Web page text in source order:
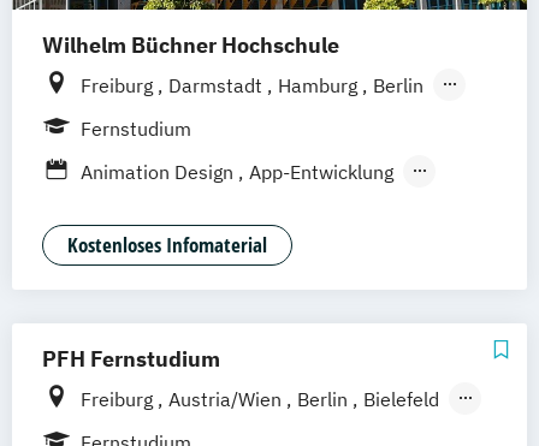
Wilhelm Büchner Hochschule
Freiburg Darmstadt Hamburg
Berlin
Hannover
Zürich Rostock Dortmund
Fernstudium
Animation Design
App-Entwicklung
Game Development
Industriedesign
Kommunikationsdesign
Kostenloses Infomaterial
PFH Fernstudium
Freiburg Austria/Wien Berlin
Bielefeld
Bremen